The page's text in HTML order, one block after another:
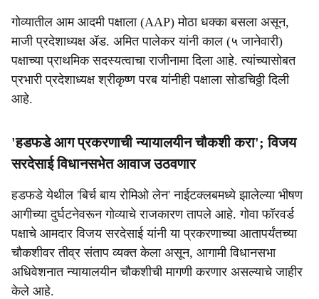
गोव्यातील आम आदमी पक्षाला (AAP) मोठा धक्का बसला असून,
माजी प्रदेशाध्यक्ष ॲड. अमित पालेकर यांनी काल (५ जानेवारी)
पक्षाच्या प्राथमिक सदस्यत्वाचा राजीनामा दिला आहे. त्यांच्यासोबत
प्रभारी प्रदेशाध्यक्ष श्रीकृष्ण परब यांनीही पक्षाला सोडचिठ्ठी दिली
आहे.
'हडफडे आग प्रकरणाची न्यायालयीन चौकशी करा'; विजय
सरदेसाई विधानसभेत आवाज उठवणार
हडफडे येथील 'बिर्च बाय रोमिओ लेन' नाईटक्लबमध्ये झालेल्या भीषण
आगीच्या दुर्घटनेवरून गोव्याचे राजकारण तापले आहे. गोवा फॉरवर्ड
पक्षाचे आमदार विजय सरदेसाई यांनी या प्रकरणाच्या आतापर्यंतच्या
चौकशीवर तीव्र संताप व्यक्त केला असून, आगामी विधानसभा
अधिवेशनात न्यायालयीन चौकशीची मागणी करणार असल्याचे जाहीर
केले आहे.